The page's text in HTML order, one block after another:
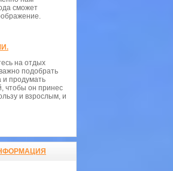
сможет
на отдых
подобрать
и продумать
чтобы он принес
и взрослым, и